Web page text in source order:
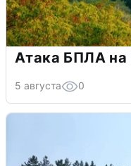
Атака БПЛА на
5 августа 0